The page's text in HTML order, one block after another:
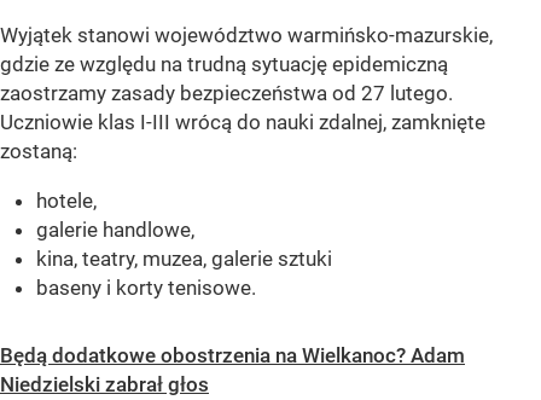
Wyjątek stanowi województwo warmińsko-mazurskie,
gdzie ze względu na trudną sytuację epidemiczną
zaostrzamy zasady bezpieczeństwa od 27 lutego.
Uczniowie klas I-III wrócą do nauki zdalnej, zamknięte
zostaną:
hotele,
galerie handlowe,
kina, teatry, muzea, galerie sztuki
baseny i korty tenisowe.
Będą dodatkowe obostrzenia na Wielkanoc? Adam
Niedzielski zabrał głos